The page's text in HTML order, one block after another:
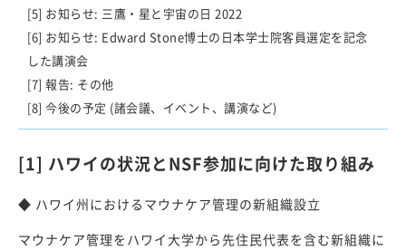
[5] お知らせ: 三鷹・星と宇宙の日 2022
[6] お知らせ: Edward Stone博士の日本学士院客員選定を記念
した講演会
[7] 報告: その他
[8] 今後の予定 (諸会議、イベント、講演など)
[1] ハワイの状況とNSF参加に向けた取り組み
◆ ハワイ州におけるマウナケア管理の新組織設立
マウナケア管理をハワイ大学から先住民代表を含む新組織に